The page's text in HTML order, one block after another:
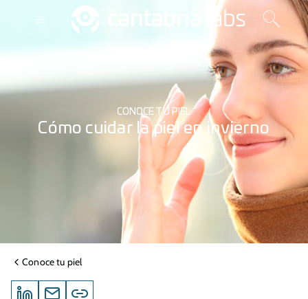
CONOCE TU PIEL
Cómo cuidar la piel en invierno
Conoce tu piel